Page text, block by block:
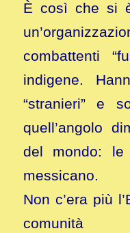
È così che si
combattenti
indigene.
“stranieri” e
quell’angolo
del mondo: le
messicano.
Non c’era più
comunità